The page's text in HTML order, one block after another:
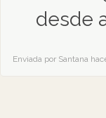
desde
Enviada por Santana